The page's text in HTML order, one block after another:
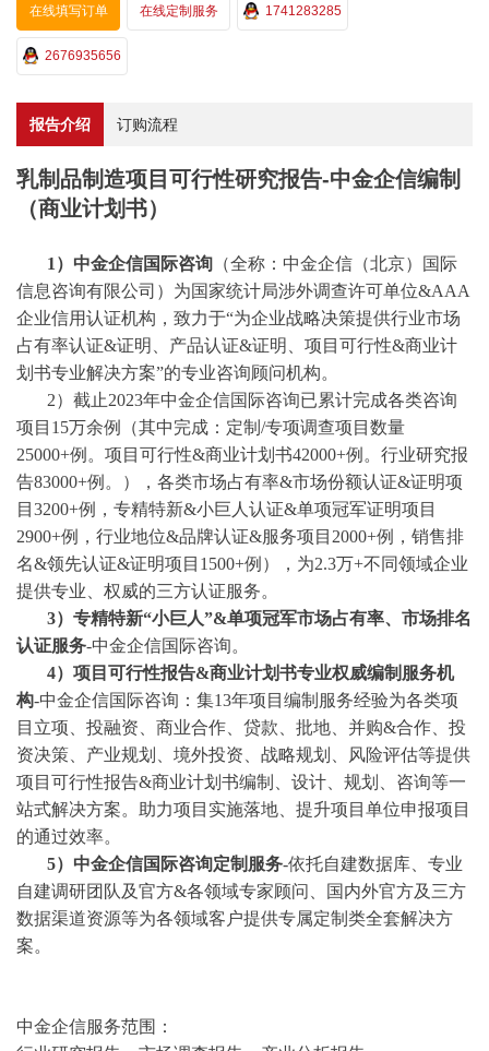
在线填写订单 在线定制服务 1741283285
2676935656
报告介绍 订购流程
乳制品制造项目可行性研究报告-中金企信编制
（商业计划书）
1）中金企信国际咨询 （全称：中金企信（北京）国际
信息咨询有限公司）为国家统计局涉外调查许可单位&AAA
企业信用认证机构，致力于“为企业战略决策提供行业市场
占有率认证&证明、产品认证&证明、项目可行性&商业计
划书专业解决方案”的专业咨询顾问机构。
2）截止2023年中金企信国际咨询已累计完成各类咨询
项目15万余例（其中完成： 定制 /专项调查项目数量
25000+例。项目可行性&商业计划书42000+例。行业研究报
告83000+例。），各类市场占有率&市场份额认证&证明项
目3200+例，专精特新&小巨人认证&单项冠军证明项目
2900+例，行业地位&品牌认证&服务项目2000+例，销售排
名&领先认证&证明项目1500+例），为2.3万+不同领域企业
提供专业、权威的三方认证服务。
3）专精特新“小巨人”&单项冠军市场占有率、市场排名
认证服务-中金企信国际咨询。
4）项目可行性报告&商业计划书专业权威编制服务机
构-中金企信国际咨询：集13年项目编制服务经验为各类项
目立项、投融资、商业合作、贷款、批地、并购&合作、投
资决策、产业规划、境外投资、战略规划、风险评估等提供
项目可行性报告&商业计划书编制、设计、规划、咨询等一
站式解决方案。助力项目实施落地、提升项目单位申报项目
的通过效率。
5）中金企信国际咨询定制服务-依托自建数据库、专业
自建调研团队及官方&各领域专家顾问、国内外官方及三方
数据渠道资源等为各领域客户提供专属定制类全套解决方
案。
中金企信服务范围：